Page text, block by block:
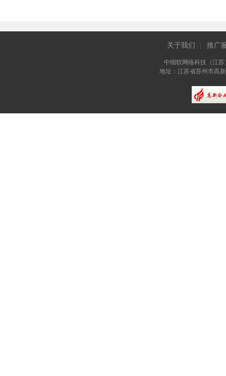
关于我们 推广
中细软网络科技（江
地址：江苏省苏州市高